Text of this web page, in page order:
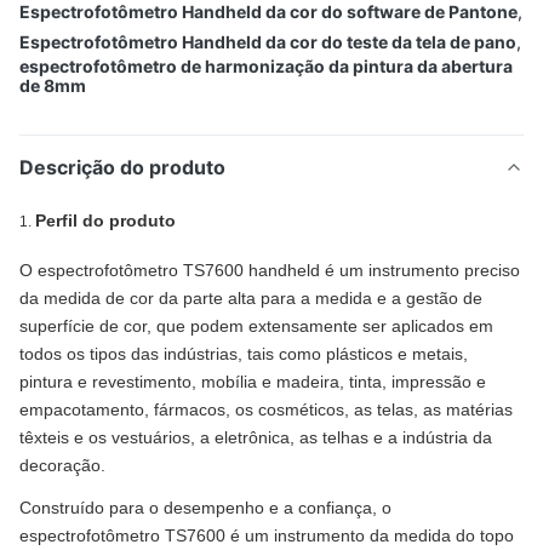
Espectrofotômetro Handheld da cor do software de Pantone,
Espectrofotômetro Handheld da cor do teste da tela de pano,
espectrofotômetro de harmonização da pintura da abertura
de 8mm
Descrição do produto
1. Perfil do produto
O espectrofotômetro TS7600 handheld é um instrumento preciso
da medida de cor da parte alta para a medida e a gestão de
superfície de cor, que podem extensamente ser aplicados em
todos os tipos das indústrias, tais como plásticos e metais,
pintura e revestimento, mobília e madeira, tinta, impressão e
empacotamento, fármacos, os cosméticos, as telas, as matérias
têxteis e os vestuários, a eletrônica, as telhas e a indústria da
decoração.
Construído para o desempenho e a confiança, o
espectrofotômetro TS7600 é um instrumento da medida do topo